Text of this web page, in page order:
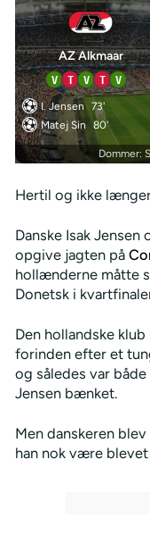
AZ Alkmaar
V T V T V
I. Jensen
73'
Matej Sin
80'
Dommer:
Hertil og ikke
Danske Isak Jensen
opgive jagten på
hollænderne måtte
Donetsk i
Den hollandske
forinden efter et
og således var
Jensen bænket.
Men danskeren
han nok være